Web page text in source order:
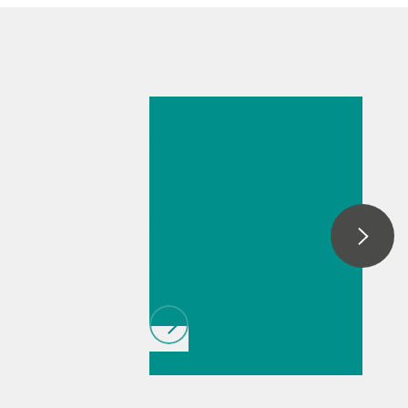
// Carburants et